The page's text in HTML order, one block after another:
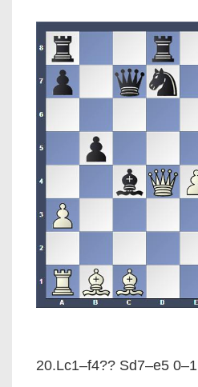
20.Lc1–f4?? Sd7–e5 0–1